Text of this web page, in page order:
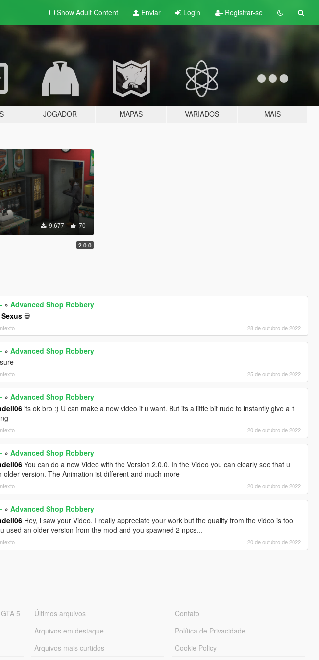
Show Adult Content Enviar Login Registrar-se
JOGADOR MAPAS VARIADOS MAIS
9.677 70
2.0.0
»Advanced Shop Robbery
💀
28 de outubro de 2022
»Advanced Shop Robbery
sure
25 de outubro de 2022
»Advanced Shop Robbery
its ok bro :) U can make a new video if u want. But its a little bit rude to instantly give a 1
20 de outubro de 2022
»Advanced Shop Robbery
You can do a new Video with the Version 2.0.0. In the Video you can clearly see that u
older version. The Animation ist different and much more
20 de outubro de 2022
»Advanced Shop Robbery
Hey, i saw your Video. I really appreciate your work but the quality from the video is too
used an older version from the mod and you spawned 2 npcs...
20 de outubro de 2022
5
Últimos arquivos
Arquivos em destaque
Arquivos mais curtidos
Contato
Política de Privacidade
Cookie Policy